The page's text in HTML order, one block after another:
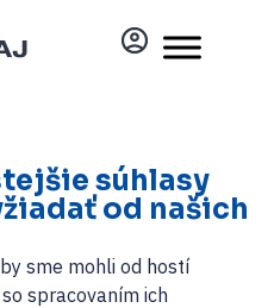
súhlasy
od našich
sme mohli od hostí
spracovaním ich